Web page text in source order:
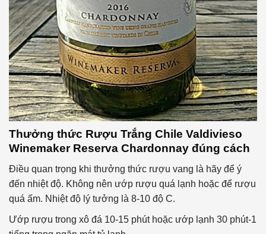
Thưởng thức Rượu Trắng Chile Valdivieso
Winemaker Reserva Chardonnay đúng cách
Điều quan trọng khi thưởng thức rượu vang là hãy để ý
đến nhiệt độ. Không nên ướp rượu quá lạnh hoặc để rượu
quá ấm. Nhiệt độ lý tưởng là 8-10 độ C.
Ướp rượu trong xô đá 10-15 phút hoặc ướp lạnh 30 phút-1